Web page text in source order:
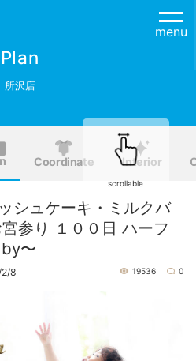
menu
Plan
所沢店
Coordinate Interior
scrollable
シュケーキ・ミルクバ
参り １００日 ハーフ
〜
8 19536 0